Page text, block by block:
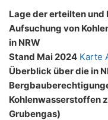
Lage der erteilten
Aufsuchung von
in NRW
Stand Mai 2024 Karte
Überblick über die in
Kohlenwasserstoffen
Grubengas)